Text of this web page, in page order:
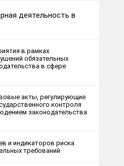
деятельность в
в рамках
обязательных
в сфере
акты, регулирующие
контроля
законодательства
и индикаторов риска
требований